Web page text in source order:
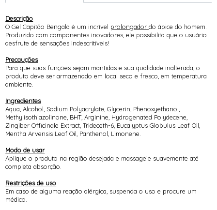
Descrição
O Gel Capitão Bengala é um incrível prolongadordo ápice do homem.
Produzido com componentes inovadores, ele possibilita que o usuário
desfrute de sensações indescritíveis!
Precauções
Para que suas funções sejam mantidas e sua qualidade inalterada, o
produto deve ser armazenado em local seco e fresco, em temperatura
ambiente.
Ingredientes
Aqua, Alcohol, Sodium Polyacrylate, Glycerin, Phenoxyethanol,
Methylisothiazolinone, BHT, Arginine, Hydrogenated Polydecene,
Zingiber Officinale Extract, Trideceth-6, Eucalyptus Globulus Leaf Oil,
Mentha Arvensis Leaf Oil, Panthenol, Limonene.
Modo de usar
Aplique o produto na região desejada e massageie suavemente até
completa absorção.
Restrições de uso
Em caso de alguma reação alérgica, suspenda o uso e procure um
médico.